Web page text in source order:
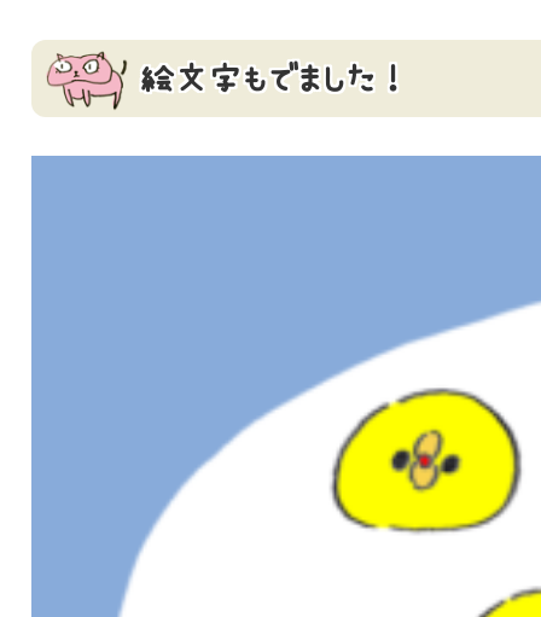
絵文字もでました！